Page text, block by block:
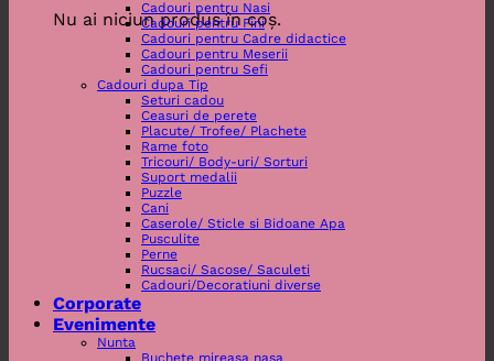
Nu ai niciun produs în coș.
Cadouri pentru Nasi
Cadouri pentru Fini
Cadouri pentru Cadre didactice
Cadouri pentru Meserii
Cadouri pentru Sefi
Cadouri dupa Tip
Seturi cadou
Ceasuri de perete
Placute/ Trofee/ Plachete
Rame foto
Tricouri/ Body-uri/ Sorturi
Suport medalii
Puzzle
Cani
Caserole/ Sticle si Bidoane Apa
Pusculite
Perne
Rucsaci/ Sacose/ Saculeti
Cadouri/Decoratiuni diverse
Corporate
Evenimente
Nunta